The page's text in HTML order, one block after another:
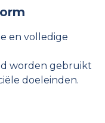
en volledige
worden gebruikt
doeleinden.